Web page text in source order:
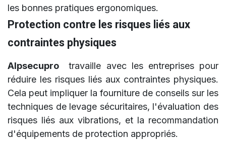
les bonnes pratiques ergonomiques.
Protection contre les risques liés aux
contraintes physiques
Alpsecupro
travaille avec les entreprises pour
réduire les risques liés aux contraintes physiques.
Cela peut impliquer la fourniture de conseils sur les
techniques de levage sécuritaires, l'évaluation des
risques liés aux vibrations, et la recommandation
d'équipements de protection appropriés.